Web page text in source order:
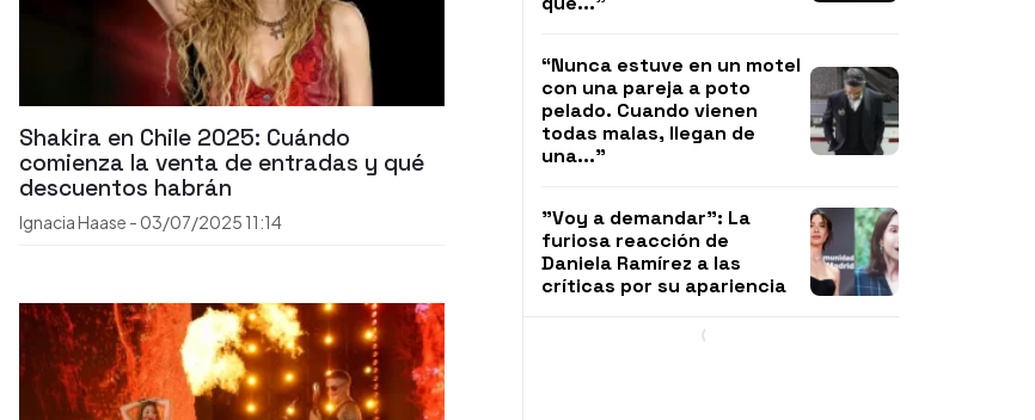
Shakira en Chile 2025: Cuándo
comienza la venta de entradas y qué
descuentos habrán
Ignacia Haase - 03/07/2025 11:14
“Nunca estuve en un motel
con una pareja a poto
pelado. Cuando vienen
todas malas, llegan de
una..."
"Voy a demandar": La
furiosa reacción de
Daniela Ramírez a las
críticas por su apariencia